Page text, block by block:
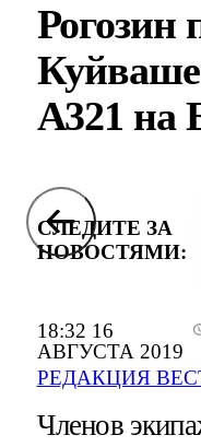
18:32 16
АВГУСТА 2019
РЕДАКЦИЯ
Рогозин
A321 на
СЛЕДИТЕ ЗА
НОВОСТЯМИ:
Членов